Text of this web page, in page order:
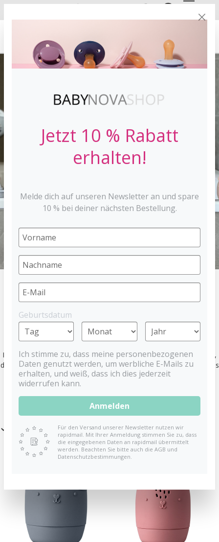
EN
HOME SPIELZEUG BADESPIELZEUG
PRODUKTE
Entdecke eine Auswahl an Badespielzeug für Babys und Kleinkinder,
die das Bad zu einem ganz besonderen Erlebnis machen. So wird aus
jedem Kind eine Wasserratte!
Filter
Jetzt 10 % Rabatt
erhalten!
Melde dich auf unseren Newsletter an und spare
10 % bei deiner nächsten Bestellung.
Geburtsdatum
Ich stimme zu, dass meine personenbezogenen
Daten genutzt werden, um werbliche E-Mails zu
erhalten, und weiß, dass ich dies jederzeit
widerrufen kann.
Anmelden
Für den Versand unserer Newsletter nutzen wir
rapidmail. Mit Ihrer Anmeldung stimmen Sie zu, dass
die eingegebenen Daten an rapidmail übermittelt
werden. Beachten Sie bitte auch die AGB und
Datenschutzbestimmungen.